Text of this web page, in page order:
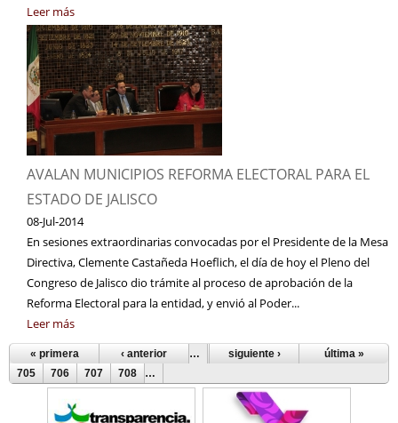
Leer más
AVALAN MUNICIPIOS REFORMA ELECTORAL PARA EL
ESTADO DE JALISCO
08-Jul-2014
En sesiones extraordinarias convocadas por el Presidente de la Mesa
Directiva, Clemente Castañeda Hoeflich, el día de hoy el Pleno del
Congreso de Jalisco dio trámite al proceso de aprobación de la
Reforma Electoral para la entidad, y envió al Poder...
Leer más
Páginas
« primera ‹ anterior … 700 701 703
704
705
706 707 708 …
siguiente › última »